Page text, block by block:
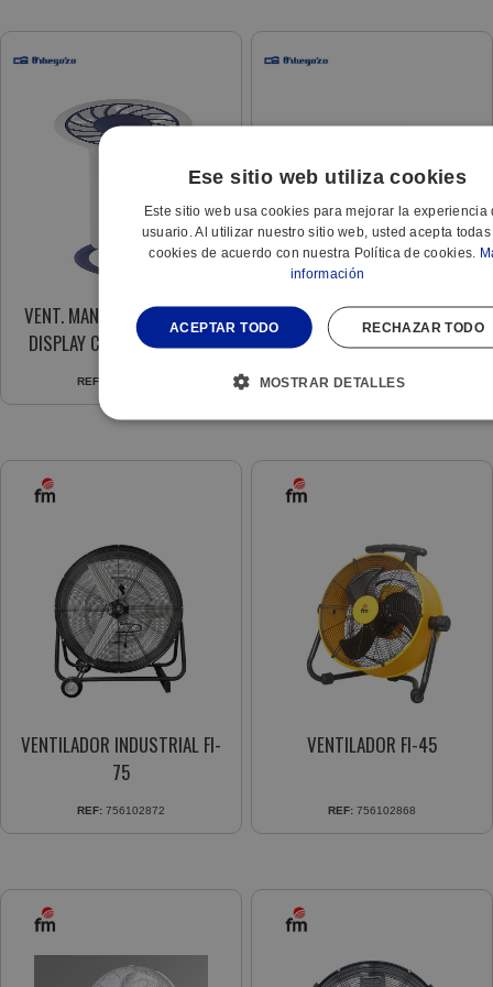
VENT. MANO HF-2200 3VEL.
DISPLAY CONEXION USB-C
BATERIA LITIO
REF:
VENT. BOXFAN BF-0138 30CM
3VEL 6 ASPAS 40W TE
REF: 604453959
VENTILADOR INDUSTRIAL FI-
75
REF: 756102872
VENTILADOR FI-45
REF: 756102868
Ese sitio web utiliza cookies
Este sitio web usa cookies para mejorar la experiencia
usuario. Al utilizar nuestro sitio web, usted acepta
cookies de acuerdo con nuestra Política de cookies.
información
ACEPTAR TODO RECHAZAR TODO
MOSTRAR DETALLES